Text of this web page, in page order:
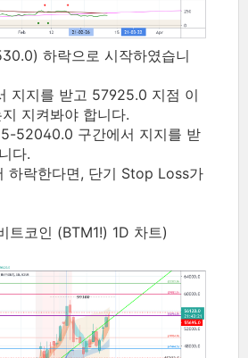
하락으로 시작하였습니
지지를 받고 57925.0 지점 이
지켜봐야 합니다.
52040.0 구간에서 지지를 받
다.
하락한다면, 단기 Stop Loss가
트코인 (BTM1!) 1D 차트)